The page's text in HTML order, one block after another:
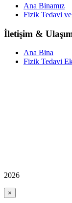
Ana Binamız
Fizik Tedavi
İletişim &
Ana Bina
Fizik Tedavi
2026
×